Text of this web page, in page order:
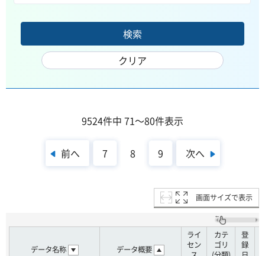
9524件中 71～80件表示
前へ 7 8 9 次へ
画面サイズで表示
データ名称 データ概要
ライ
セン
カテ
ゴリ
登
録